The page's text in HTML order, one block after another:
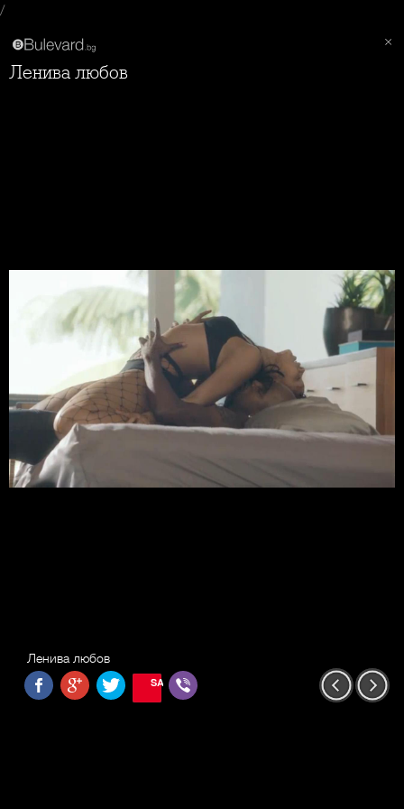
/
Ленива любов
Ленива любов
SAVE